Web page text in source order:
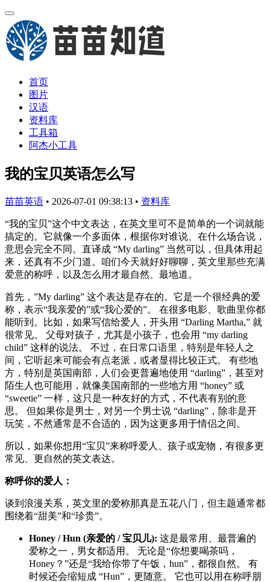
首页
图片
汉语
资料库
工具箱
阿杰小工具
我的宝贝英语怎么写
苗苗英语 • 2026-07-01 09:38:13 • 资料库
“我的宝贝”这个中文表达，在英文里可不是简单的一个词就能
搞定的。它就像一个多面体，根据你对谁说、在什么场合说，
意思会完全不同。直译成 “My darling” 当然可以，但具体用起
来，还真有不少门道。咱们今天就好好聊聊，英文里那些充满
爱意的称呼，以及怎么用才最自然、最地道。
首先，”My darling” 这个表达是存在的。它是一个很经典的爱
称，表示“我亲爱的”或“我心爱的”。 在很多电影、歌曲里你都
能听到。比如，如果写信给爱人，开头用 “Darling Martha,” 就
很常见。 父母对孩子，尤其是小孩子，也会用 “my darling
child” 这样的说法。 不过，在日常口语里，特别是年轻人之
间，它听起来可能会有点老派，或者显得比较正式。 有些地
方，特别是英国南部，人们会更普遍地使用 “darling”，甚至对
陌生人也可能用，就像美国南部的一些地方用 “honey” 或
“sweetie” 一样，这只是一种友好的方式，不代表有别的意
思。 但如果你是男士，对另一个男士说 “darling”，除非是开
玩笑，不然通常是不合适的，因为这更多用于情侣之间。
所以，如果你想用“宝贝”来称呼爱人、孩子或宠物，有很多更
常见、更自然的英文表达。
称呼你的爱人：
谈到浪漫关系，英文里的爱称那真是五花八门，但主题通常都
围绕着“甜美”和“珍贵”。
Honey / Hun (亲爱的 / 宝贝儿): 这是最常用、最普遍的
爱称之一，男女都适用。 无论是“你想要喝茶吗，
Honey？”还是“我给你带了午饭，hun”，都很自然。 有
时候还会缩短成 “Hun”，更随意。 它也可以用在称呼朋